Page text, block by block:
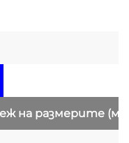
на размерите